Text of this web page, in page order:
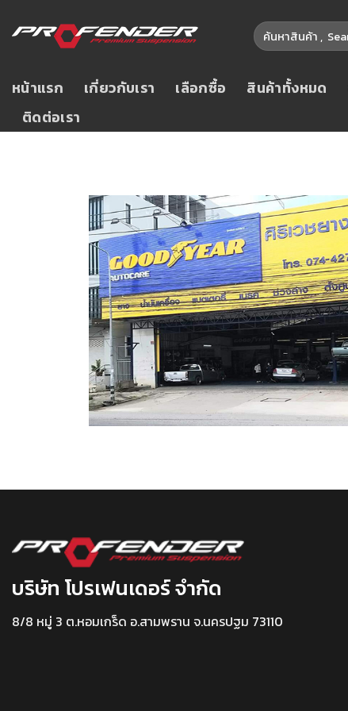
หน้าแรก เกี่ยวกับเรา เลือกซื้อ สินค้าทั้งหมด
ติดต่อเรา
บริษัท โปรเฟนเดอร์ จำกัด
8/8 หมู่ 3 ต.หอมเกร็ด อ.สามพราน จ.นครปฐม 73110